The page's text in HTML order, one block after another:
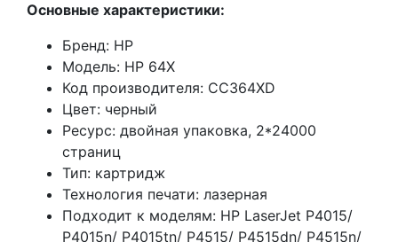
Основные характеристики:
Бренд: HP
Модель: HP 64X
Код производителя: CC364XD
Цвет: черный
Ресурс: двойная упаковка, 2*24000
страниц
Тип: картридж
Технология печати: лазерная
Подходит к моделям: HP LaserJet P4015/
P4015n/ P4015tn/ P4515/ P4515dn/ P4515n/